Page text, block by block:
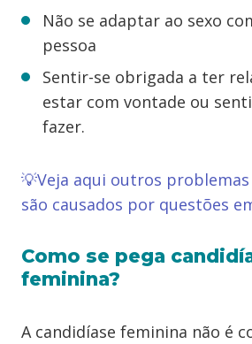
Não se adaptar ao sexo
pessoa
Sentir-se obrigada a ter
estar com vontade ou
fazer.
💡Veja aqui outros
são causados por questões
Como se pega
feminina?
A candidíase feminina não é